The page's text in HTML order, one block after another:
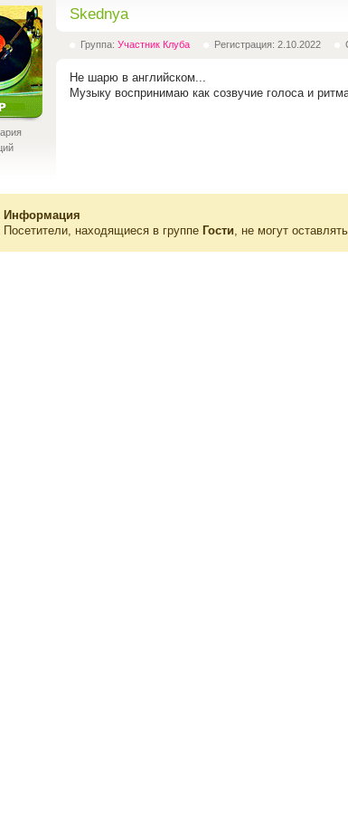
Skednya
Группа: Участник Клуба Регистрация: 2.10.2022
Не шарю в английском...
Музыку воспринимаю как созвучие голоса и
Информация
Посетители, находящиеся в группе Гости, не могут